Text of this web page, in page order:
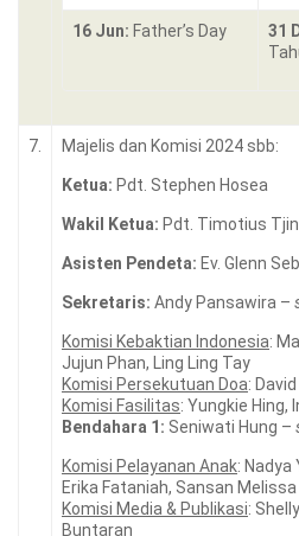
16 Jun: Father’s Day 31
7. Majelis dan Komisi 2024 sbb:
Ketua: Pdt. Stephen Hosea
Wakil Ketua: Pdt. Timotius
Asisten Pendeta: Ev. Glenn
Sekretaris: Andy Pansawira –
Komisi Kebaktian Indonesia:
Jujun Phan, Ling Ling Tay
Komisi Persekutuan Doa:
Komisi Fasilitas: Yungkie Hing,
Bendahara 1: Seniwati Hung –
Komisi Pelayanan Anak: Nadya
Erika Fataniah, Sansan Melissa
Komisi Media & Publikasi:
Buntaran